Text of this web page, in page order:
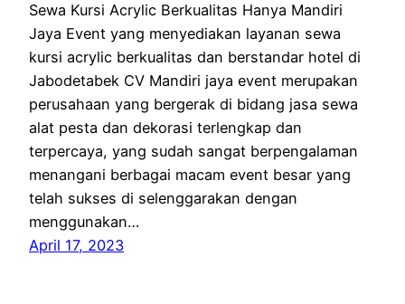
Sewa Kursi Acrylic Berkualitas Hanya Mandiri
Jaya Event yang menyediakan layanan sewa
kursi acrylic berkualitas dan berstandar hotel di
Jabodetabek CV Mandiri jaya event merupakan
perusahaan yang bergerak di bidang jasa sewa
alat pesta dan dekorasi terlengkap dan
terpercaya, yang sudah sangat berpengalaman
menangani berbagai macam event besar yang
telah sukses di selenggarakan dengan
menggunakan…
April 17, 2023